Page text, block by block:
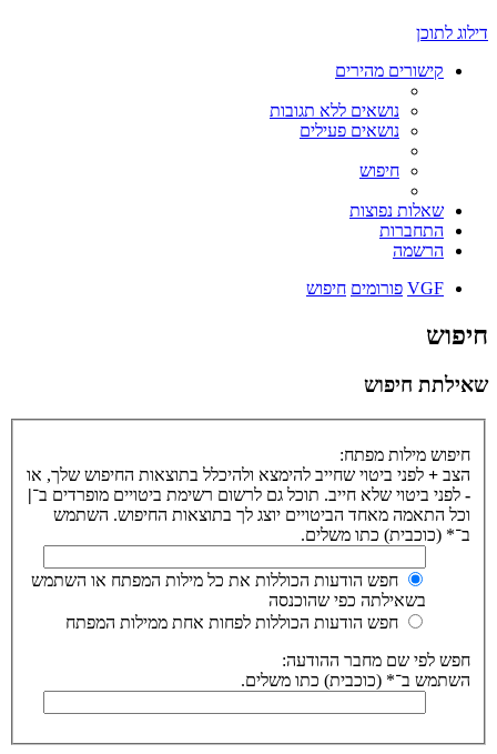
דילוג לתוכן
קישורים מהירים
נושאים ללא תגובות
נושאים פעילים
חיפוש
שאלות נפוצות
התחברות
הרשמה
VGF פורומים חיפוש
חיפוש
שאילתת חיפוש
חיפוש מילות מפתח:
הצב + לפני ביטוי שחייב להימצא ולהיכלל בתוצאות החיפוש שלך, או
- לפני ביטוי שלא חייב. תוכל גם לרשום רשימת ביטויים מופרדים ב־|
וכל התאמה מאחד הביטויים יוצג לך בתוצאות החיפוש. השתמש
ב־* (כוכבית) כתו משלים.
חפש הודעות הכוללות את כל מילות המפתח או השתמש
בשאילתה כפי שהוכנסה
חפש הודעות הכוללות לפחות אחת ממילות המפתח
חפש לפי שם מחבר ההודעה:
השתמש ב־* (כוכבית) כתו משלים.